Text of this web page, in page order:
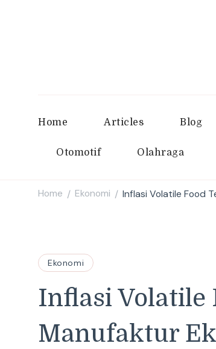
Home Articles Blog
Otomotif Olahraga
Home / Ekonomi / Inflasi Volatile Food
Ekonomi
Inflasi Volatile
Manufaktur